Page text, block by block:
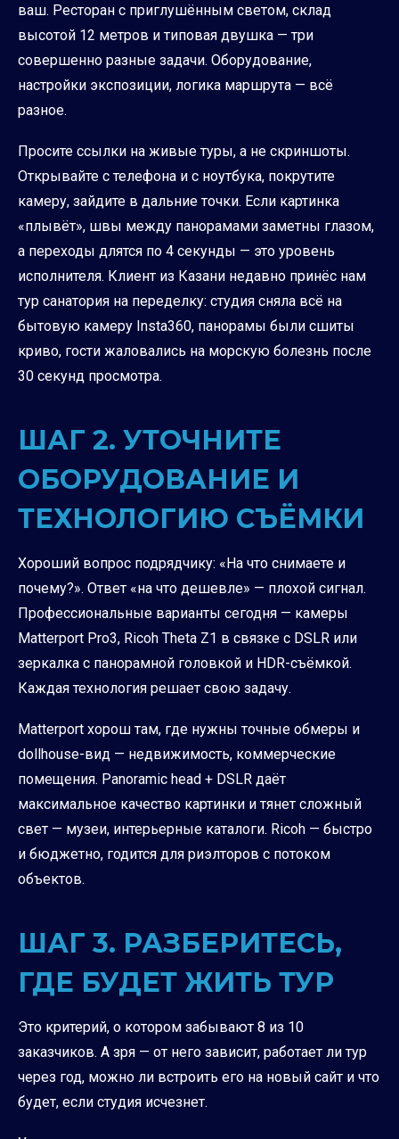
ваш. Ресторан с приглушённым светом, склад
высотой 12 метров и типовая двушка — три
совершенно разные задачи. Оборудование,
настройки экспозиции, логика маршрута — всё
разное.
Просите ссылки на живые туры, а не скриншоты.
Открывайте с телефона и с ноутбука, покрутите
камеру, зайдите в дальние точки. Если картинка
«плывёт», швы между панорамами заметны глазом,
а переходы длятся по 4 секунды — это уровень
исполнителя. Клиент из Казани недавно принёс нам
тур санатория на переделку: студия сняла всё на
бытовую камеру Insta360, панорамы были сшиты
криво, гости жаловались на морскую болезнь после
30 секунд просмотра.
ШАГ 2. УТОЧНИТЕ
ОБОРУДОВАНИЕ И
ТЕХНОЛОГИЮ СЪЁМКИ
Хороший вопрос подрядчику: «На что снимаете и
почему?». Ответ «на что дешевле» — плохой сигнал.
Профессиональные варианты сегодня — камеры
Matterport Pro3, Ricoh Theta Z1 в связке с DSLR или
зеркалка с панорамной головкой и HDR-съёмкой.
Каждая технология решает свою задачу.
Matterport хорош там, где нужны точные обмеры и
dollhouse-вид — недвижимость, коммерческие
помещения. Panoramic head + DSLR даёт
максимальное качество картинки и тянет сложный
свет — музеи, интерьерные каталоги. Ricoh — быстро
и бюджетно, годится для риэлторов с потоком
объектов.
ШАГ 3. РАЗБЕРИТЕСЬ,
ГДЕ БУДЕТ ЖИТЬ ТУР
Это критерий, о котором забывают 8 из 10
заказчиков. А зря — от него зависит, работает ли тур
через год, можно ли встроить его на новый сайт и что
будет, если студия исчезнет.